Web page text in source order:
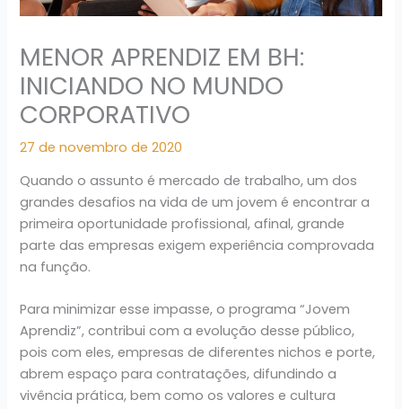
MENOR APRENDIZ EM BH:
INICIANDO NO MUNDO
CORPORATIVO
27 de novembro de 2020
Quando o assunto é mercado de trabalho, um dos
grandes desafios na vida de um jovem é encontrar a
primeira oportunidade profissional, afinal, grande
parte das empresas exigem experiência comprovada
na função.
Para minimizar esse impasse, o programa “Jovem
Aprendiz”, contribui com a evolução desse público,
pois com eles, empresas de diferentes nichos e porte,
abrem espaço para contratações, difundindo a
vivência prática, bem como os valores e cultura